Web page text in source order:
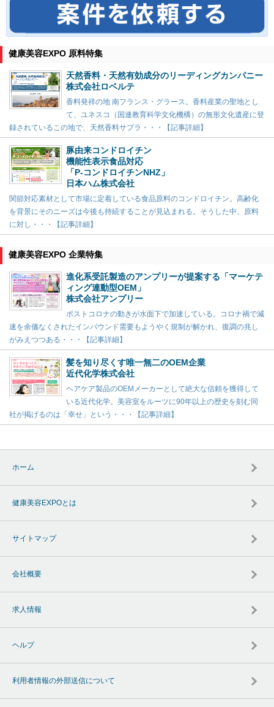
健康美容EXPO 原料特集
天然香料・天然有効成分のリーディングカンパニー
株式会社ロベルテ
香料発祥の地 南フランス・グラース。香料産業の聖地とし
て、ユネスコ（国連教育科学文化機構）の無形文化遺産に登
録されているこの地で、天然香料サプラ・・・【記事詳細】
豚由来コンドロイチン
機能性表示食品対応
「P-コンドロイチンNHZ」
日本ハム株式会社
関節対応素材として市場に定着している食品原料のコンドロイチン。高齢化
を背景にそのニーズは今後も持続することが見込まれる。そうした中、原料
に対し・・・【記事詳細】
健康美容EXPO 企業特集
進化系受託製造のアンプリーが提案する「マーケテ
ィング連動型OEM」
株式会社アンプリー
ポストコロナの動きが水面下で加速している。コロナ禍で減
速を余儀なくされたインバウンド需要もようやく規制が解かれ、復調の兆し
がみえつつある・・・【記事詳細】
髪を知り尽くす唯一無二のOEM企業
近代化学株式会社
ヘアケア製品のOEMメーカーとして絶大な信頼を獲得して
いる近代化学。美容室をルーツに90年以上の歴史を刻む同
社が掲げるのは「幸せ」という・・・【記事詳細】
ホーム
健康美容EXPOとは
サイトマップ
会社概要
求人情報
ヘルプ
利用者情報の外部送信について